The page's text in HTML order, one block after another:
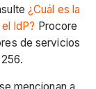
¿Cuál es la
IdP? Procore
de servicios